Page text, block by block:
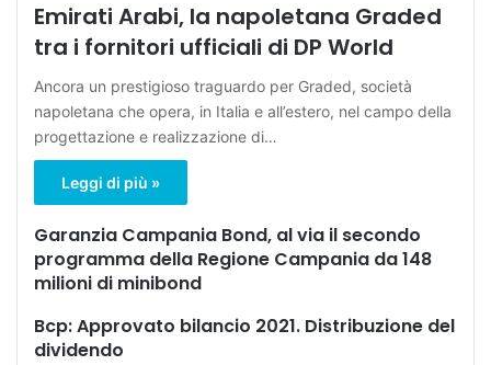
Emirati Arabi, la napoletana Graded
tra i fornitori ufficiali di DP World
Ancora un prestigioso traguardo per Graded, società
napoletana che opera, in Italia e all’estero, nel campo della
progettazione e realizzazione di…
Leggi di più »
Garanzia Campania Bond, al via il secondo
programma della Regione Campania da 148
milioni di minibond
Bcp: Approvato bilancio 2021. Distribuzione del
dividendo